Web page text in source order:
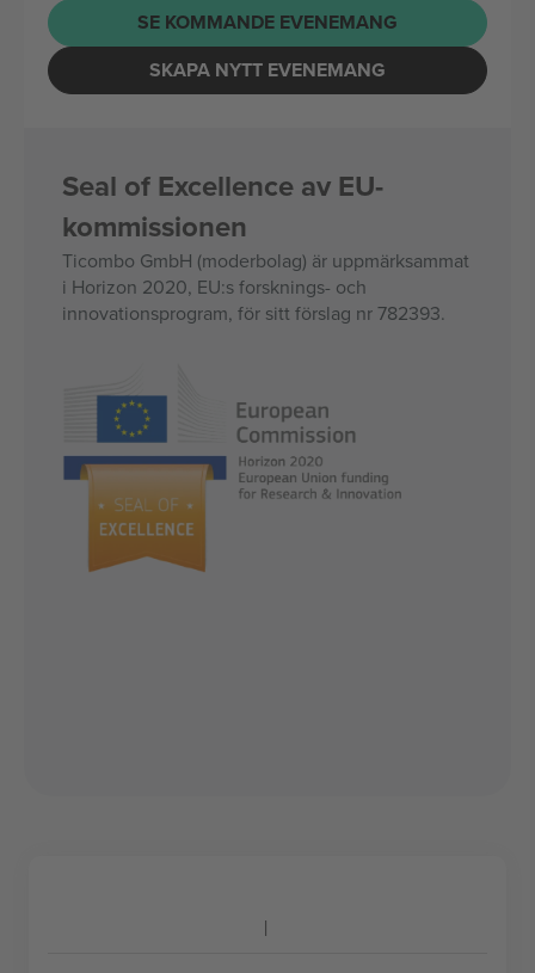
SE KOMMANDE EVENEMANG
SKAPA NYTT EVENEMANG
Seal of Excellence av EU-
kommissionen
Ticombo GmbH (moderbolag) är uppmärksammat
i Horizon 2020, EU:s forsknings- och
innovationsprogram, för sitt förslag nr 782393.